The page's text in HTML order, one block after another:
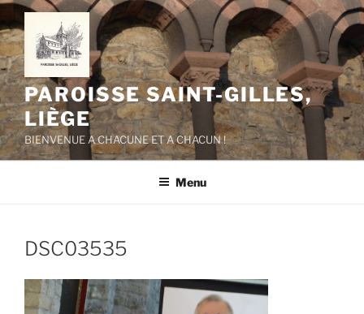
Aller
au
contenu
principal
PAROISSE SAINT-GILLES,
LIÈGE
BIENVENUE A CHACUNE ET A CHACUN !
Menu
DSC03535